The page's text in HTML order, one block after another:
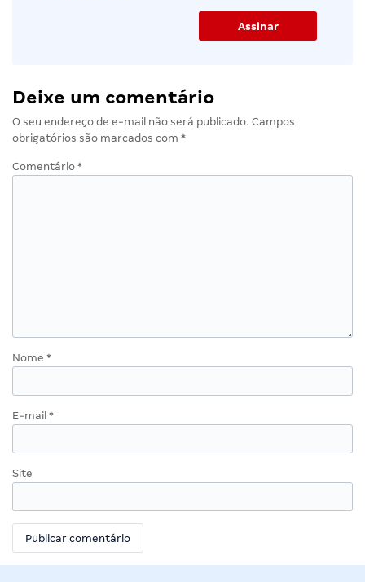
Deixe um comentário
O seu endereço de e-mail não será publicado. Campos
obrigatórios são marcados com *
Comentário *
Nome *
E-mail *
Site